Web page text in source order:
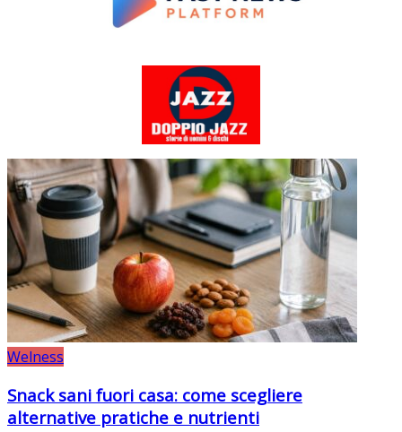
Welness
Snack sani fuori casa: come scegliere
alternative pratiche e nutrienti